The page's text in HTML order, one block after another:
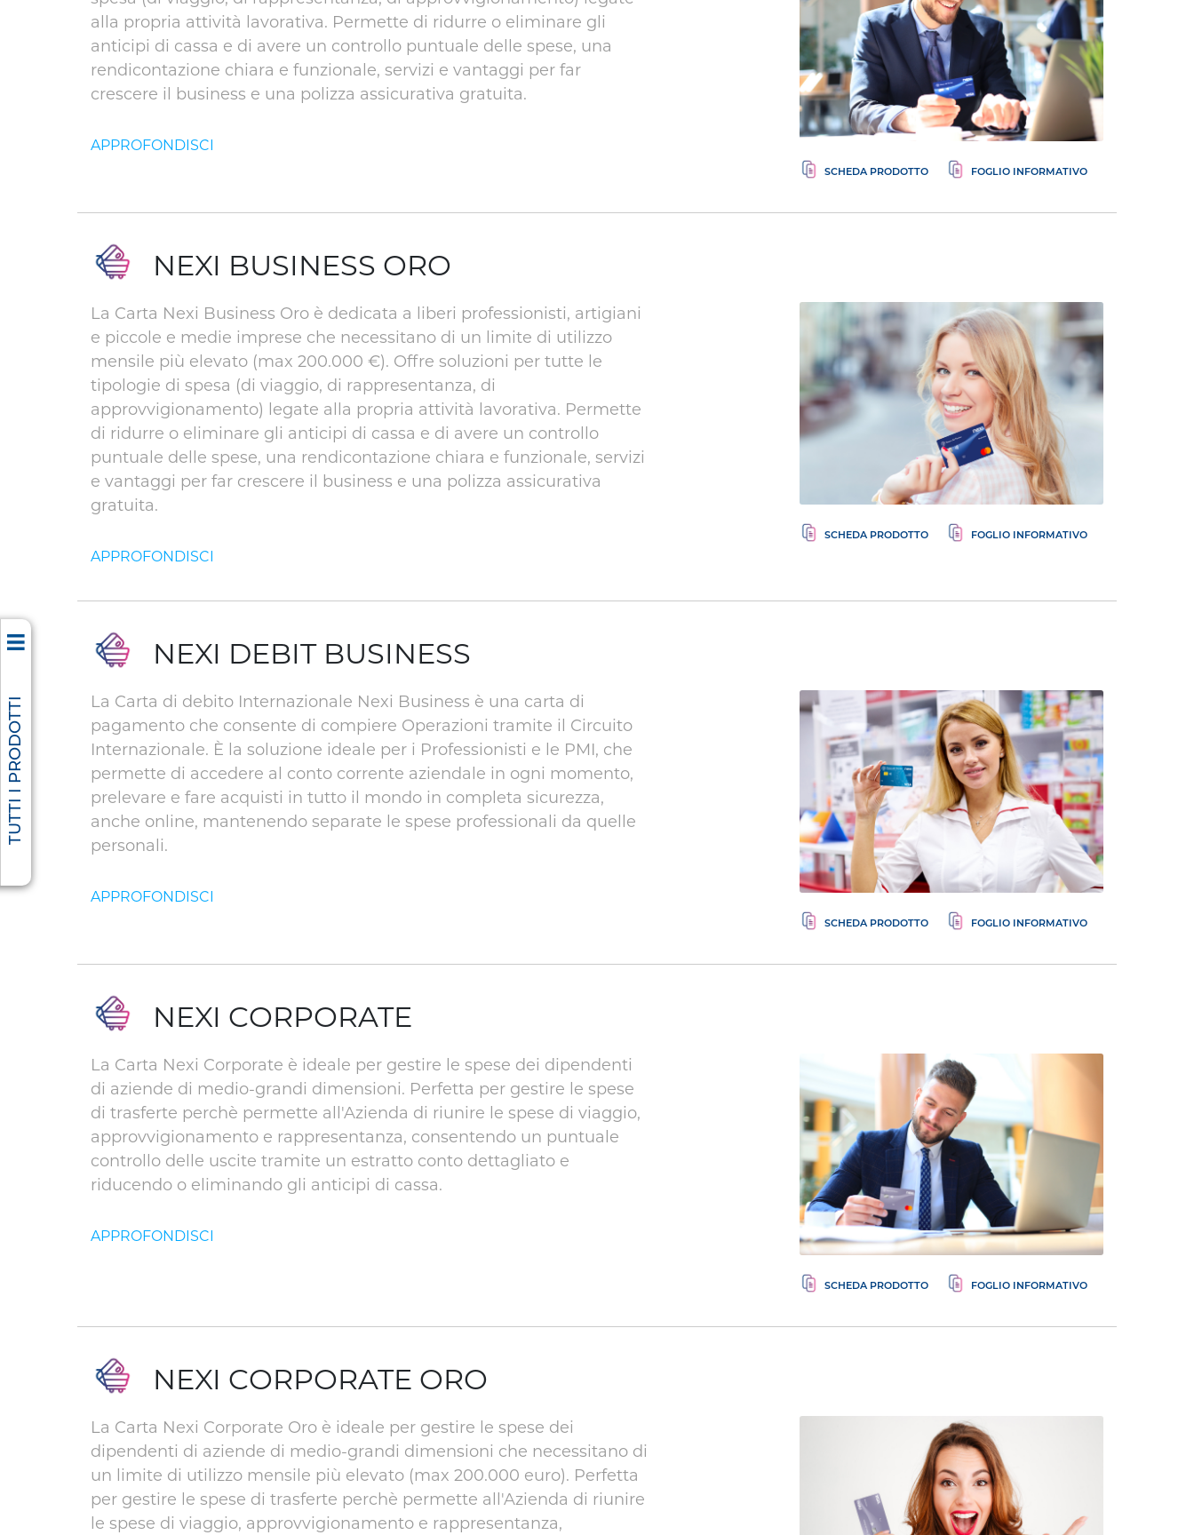
alla propria attività lavorativa. Permette di ridurre o eliminare gli
anticipi di cassa e di avere un controllo puntuale delle spese, una
rendicontazione chiara e funzionale, servizi e vantaggi per far
crescere il business e una polizza assicurativa gratuita.
NEXI BUSINESS ORO
La Carta Nexi Business Oro è dedicata a liberi professionisti, artigiani
e piccole e medie imprese che necessitano di un limite di utilizzo
mensile più elevato (max 200.000 €). Offre soluzioni per tutte le
tipologie di spesa (di viaggio, di rappresentanza, di
approvvigionamento) legate alla propria attività lavorativa. Permette
di ridurre o eliminare gli anticipi di cassa e di avere un controllo
puntuale delle spese, una rendicontazione chiara e funzionale, servizi
e vantaggi per far crescere il business e una polizza assicurativa
gratuita.
NEXI DEBIT BUSINESS
La Carta di debito Internazionale Nexi Business è una carta di
pagamento che consente di compiere Operazioni tramite il Circuito
Internazionale. È la soluzione ideale per i Professionisti e le PMI, che
permette di accedere al conto corrente aziendale in ogni momento,
prelevare e fare acquisti in tutto il mondo in completa sicurezza,
anche online, mantenendo separate le spese professionali da quelle
personali.
NEXI CORPORATE
La Carta Nexi Corporate è ideale per gestire le spese dei dipendenti
di aziende di medio-grandi dimensioni. Perfetta per gestire le spese
di trasferte perchè permette all'Azienda di riunire le spese di viaggio,
approvvigionamento e rappresentanza, consentendo un puntuale
controllo delle uscite tramite un estratto conto dettagliato e
riducendo o eliminando gli anticipi di cassa.
NEXI CORPORATE ORO
La Carta Nexi Corporate Oro è ideale per gestire le spese dei
dipendenti di aziende di medio-grandi dimensioni che necessitano di
un limite di utilizzo mensile più elevato (max 200.000 euro). Perfetta
per gestire le spese di trasferte perchè permette all'Azienda di riunire
le spese di viaggio, approvvigionamento e rappresentanza,
TUTTI I PRODOTTI